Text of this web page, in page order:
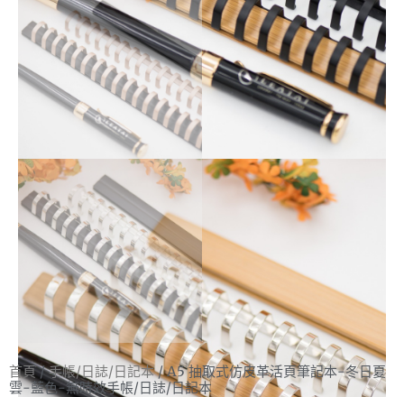
首頁/手帳/日誌/日記本/ A5 抽取式仿皮革活頁筆記本-冬日夏
雲-藍色-無時效手帳/日誌/日記本